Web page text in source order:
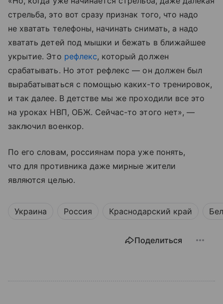
стрельба, это вот сразу признак того, что надо
не хватать телефоны, начинать снимать, а надо
хватать детей под мышки и бежать в ближайшее
укрытие. Это рефлекс, который должен
срабатывать. Но этот рефлекс — он должен был
вырабатываться с помощью каких-то тренировок,
и так далее. В детстве мы же проходили все это
на уроках НВП, ОБЖ. Сейчас-то этого нет», —
заключил военкор.
По его словам, россиянам пора уже понять,
что для противника даже мирные жители
являются целью.
Украина Россия Краснодарский край
Поделиться